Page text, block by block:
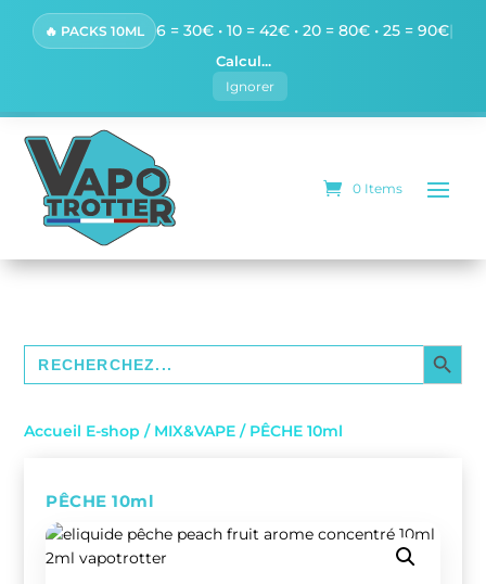
🔥 PACKS 10ML 6 = 30€ • 10 = 42€ • 20 = 80€ • 25 = 90€|
Calcul...
Ignorer
0 Items
Search
for:
SEARCH
Accueil E-shop / MIX&VAPE / PÊCHE 10ml
PÊCHE 10ml